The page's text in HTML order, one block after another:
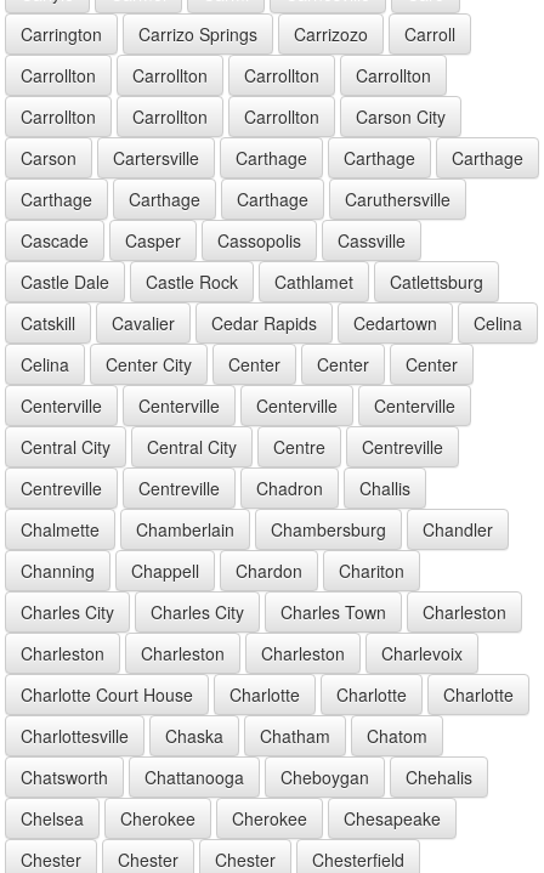
Carrington
Carrizo Springs Carrizozo
Carroll
Carrollton
Carrollton Carrollton
Carrollton
Carrollton
Carrollton Carrollton
Carson City
Carson
Cartersville Carthage Carthage
Carthage
Carthage
Carthage Carthage
Caruthersville
Cascade
Casper Cassopolis
Cassville
Castle Dale
Castle Rock Cathlamet
Catlettsburg
Catskill
Cavalier Cedar Rapids Cedartown
Celina
Celina
Center City Center Center
Center
Centerville
Centerville Centerville
Centerville
Central City
Central City Centre
Centreville
Centreville
Centreville Chadron
Challis
Chalmette
Chamberlain Chambersburg
Chandler
Channing
Chappell Chardon
Chariton
Charles City
Charles City Charles Town
Charleston
Charleston
Charleston Charleston
Charlevoix
Charlotte Court House
Charlotte Charlotte
Charlotte
Charlottesville
Chaska Chatham
Chatom
Chatsworth
Chattanooga Cheboygan
Chehalis
Chelsea
Cherokee Cherokee
Chesapeake
Chester
Chester Chester
Chesterfield